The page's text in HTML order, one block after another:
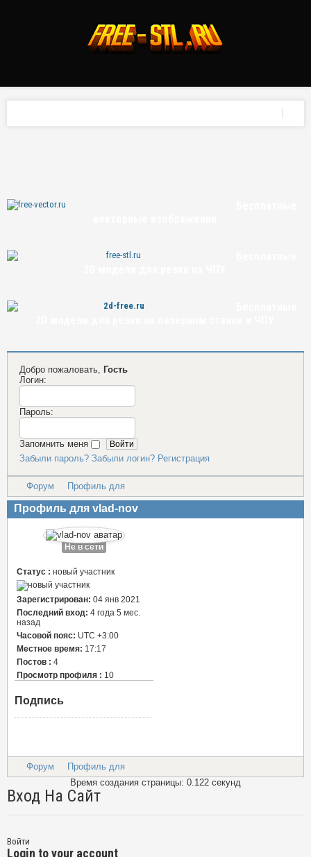
Добро пожаловать,
Гость
Логин:
Пароль:
Запомнить меня
Забыли пароль? Забыли логин? Регистрация
Форум Профиль для
Профиль для vlad-nov
Не в сети
Статус : новый участник
Зарегистрирован: 04 янв 2021
Последний вход: 4 года 5 мес.
назад
Часовой пояс: UTC +3:00
Местное время: 17:17
Постов : 4
Просмотр профиля : 10
Подпись
Форум
Профиль для
Время создания страницы: 0.122 секунд
Вход На Сайт
Войти
Login to your account